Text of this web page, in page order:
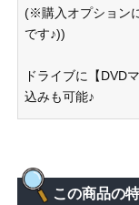
(※購入オプション
です♪))
ドライブに【DVD
込みも可能♪
この商品の